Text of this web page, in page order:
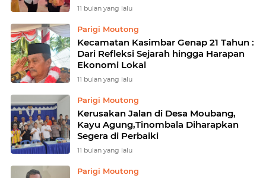
11 bulan yang lalu
Parigi Moutong
Kecamatan Kasimbar Genap 21 Tahun :
Dari Refleksi Sejarah hingga Harapan
Ekonomi Lokal
11 bulan yang lalu
Parigi Moutong
Kerusakan Jalan di Desa Moubang,
Kayu Agung,Tinombala Diharapkan
Segera di Perbaiki
11 bulan yang lalu
Parigi Moutong